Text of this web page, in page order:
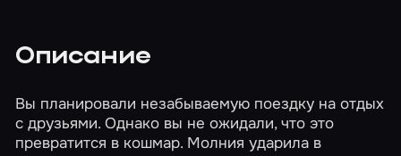
Описание
Вы планировали незабываемую поездку на отдых
с друзьями. Однако вы не ожидали, что это
превратится в кошмар. Молния ударила в